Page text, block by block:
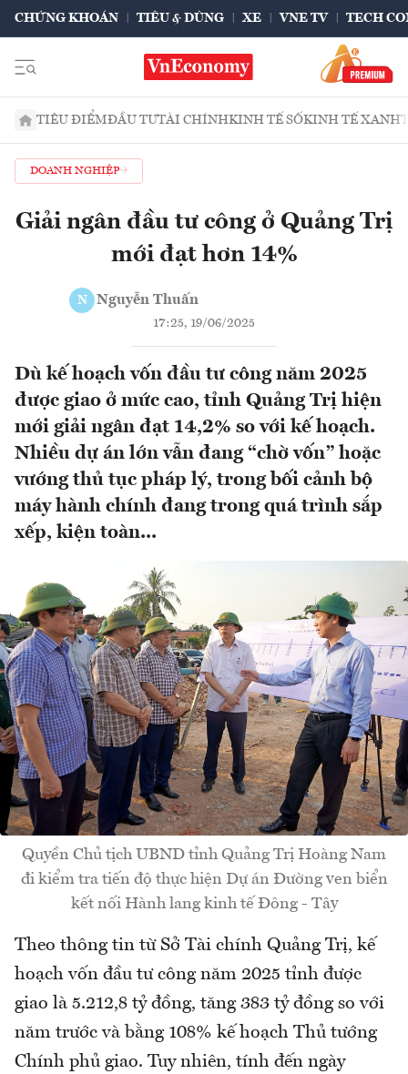
CHỨNG KHOÁN TIÊU & DÙNG XE VNE TV TECH
TIÊU ĐIỂMĐẦU TƯTÀI CHÍNHKINH TẾ SỐKINH TẾ XANH
DOANH NGHIỆP
Giải ngân đầu tư công ở Quảng Trị
mới đạt hơn 14%
N Nguyễn Thuấn
17:25, 19/06/2025
Dù kế hoạch vốn đầu tư công năm 2025
được giao ở mức cao, tỉnh Quảng Trị hiện
mới giải ngân đạt 14,2% so với kế hoạch.
Nhiều dự án lớn vẫn đang “chờ vốn” hoặc
vướng thủ tục pháp lý, trong bối cảnh bộ
máy hành chính đang trong quá trình sắp
xếp, kiện toàn...
Quyền Chủ tịch UBND tỉnh Quảng Trị Hoàng Nam
đi kiểm tra tiến độ thực hiện Dự án Đường ven biển
kết nối Hành lang kinh tế Đông - Tây
Theo thông tin từ Sở Tài chính Quảng Trị, kế
hoạch vốn đầu tư công năm 2025 tỉnh được
giao là 5.212,8 tỷ đồng, tăng 383 tỷ đồng so với
năm trước và bằng 108% kế hoạch Thủ tướng
Chính phủ giao. Tuy nhiên, tính đến ngày